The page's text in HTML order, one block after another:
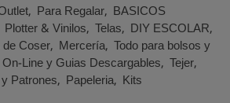
Para Regalar BASICOS
Plotter & Vinilos Telas DIY ESCOLAR
Coser Mercería Todo para bolsos y
Line y Guias Descargables Tejer
Patrones Papeleria Kits